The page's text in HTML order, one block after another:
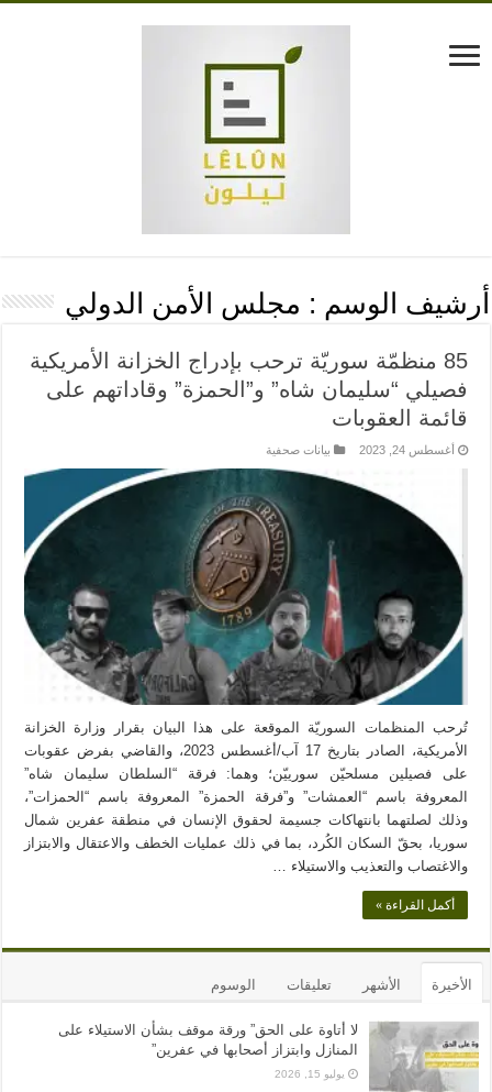
أرشيف الوسم : مجلس الأمن الدولي
85 منظمّة سوريّة ترحب بإدراج الخزانة الأمريكية
فصيلي “سليمان شاه” و”الحمزة” وقاداتهم على
قائمة العقوبات
أغسطس 24, 2023 بيانات صحفية
تُرحب المنظمات السوريّة الموقعة على هذا البيان بقرار وزارة الخزانة
الأمريكية، الصادر بتاريخ 17 آب/أغسطس 2023، والقاضي بفرض عقوبات
على فصيلين مسلحيّن سورييّن؛ وهما: فرقة “السلطان سليمان شاه”
المعروفة باسم “العمشات” و”فرقة الحمزة” المعروفة باسم “الحمزات”،
وذلك لصلتهما بانتهاكات جسيمة لحقوق الإنسان في منطقة عفرين شمال
سوريا، بحقّ السكان الكُرد، بما في ذلك عمليات الخطف والاعتقال والابتزاز
والاغتصاب والتعذيب والاستيلاء …
أكمل القراءة »
الأخيرة الأشهر تعليقات الوسوم
لا أتاوة على الحق” ورقة موقف بشأن الاستيلاء على
المنازل وابتزاز أصحابها في عفرين”
يوليو 15, 2026